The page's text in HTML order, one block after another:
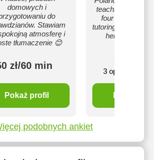
domowych i
do
Stawiam
atmosferę i
tłumaczenie 😊
zł/60 min
Pokaż profil
teaching
four years of in-
tutoring, she's
helping every
3 opinie
podobnych ankiet